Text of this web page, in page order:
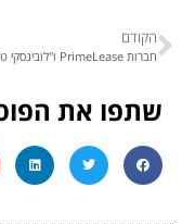
הקודם
שתפו את